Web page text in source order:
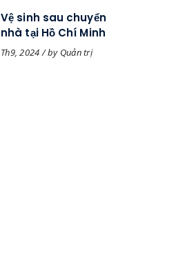
Vệ sinh sau chuyển
nhà tại Hồ Chí Minh
Th9, 2024 / by Quản trị